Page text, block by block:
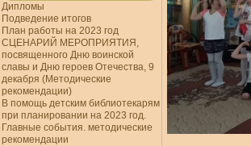
Дипломы
Подведение итогов
План работы на 2023 год
СЦЕНАРИЙ МЕРОПРИЯТИЯ,
посвященного Дню воинской
славы и Дню героев Отечества, 9
декабря (Методические
рекомендации)
В помощь детским библиотекарям
при планировании на 2023 год.
Главные события. методические
рекомендации